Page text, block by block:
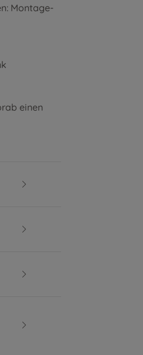
Montage-
einen